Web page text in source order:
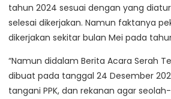
tahun 2024 sesuai dengan yang
selesai dikerjakan. Namun faktanya
dikerjakan sekitar bulan Mei pada
“Namun didalam Berita Acara Serah
dibuat pada tanggal 24 Desember
tangani PPK, dan rekanan agar